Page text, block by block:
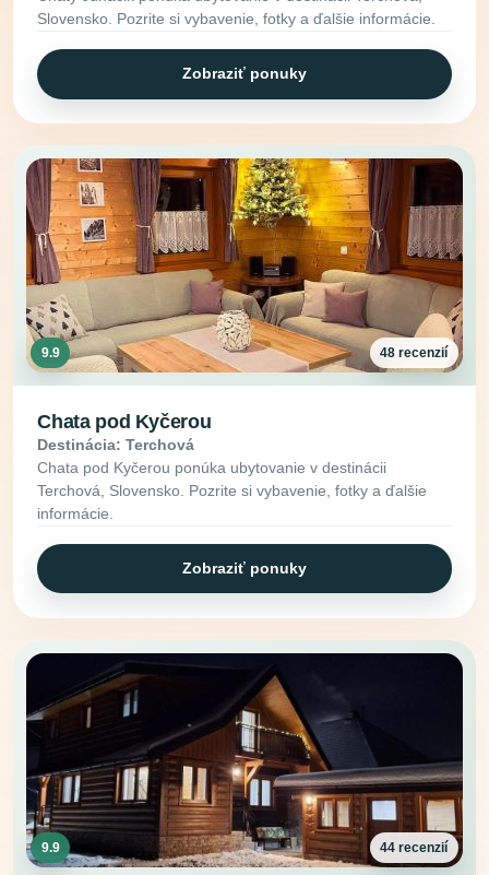
Slovensko. Pozrite si vybavenie, fotky a ďalšie informácie.
Zobraziť ponuky
9.9 48 recenzií
Chata pod Kyčerou
Destinácia: Terchová
Chata pod Kyčerou ponúka ubytovanie v destinácii
Terchová, Slovensko. Pozrite si vybavenie, fotky a ďalšie
informácie.
Zobraziť ponuky
9.9 44 recenzií